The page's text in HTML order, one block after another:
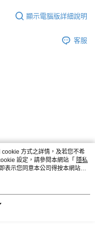
顯示電腦版詳細說明
客服
方式之詳情，及若您不希
設定，請參閱本網站「 隱私
表示您同意本公司得按本網站使